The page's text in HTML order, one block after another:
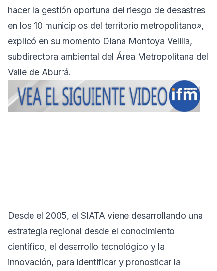
hacer la gestión oportuna del riesgo de desastres
en los 10 municipios del territorio metropolitano»,
explicó en su momento Diana Montoya Velilla,
subdirectora ambiental del Área Metropolitana del
Valle de Aburrá.
Desde el 2005, el SIATA viene desarrollando una
estrategia regional desde el conocimiento
científico, el desarrollo tecnológico y la
innovación, para identificar y pronosticar la